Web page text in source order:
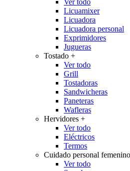
Ver todo
Licuamixer
Licuadora
Licuadora personal
Exprimidores
Jugueras
Tostado +
Ver todo
Grill
Tostadoras
Sandwicheras
Paneteras
Wafleras
Hervidores +
Ver todo
Eléctricos
Termos
Cuidado personal femenino
Ver todo